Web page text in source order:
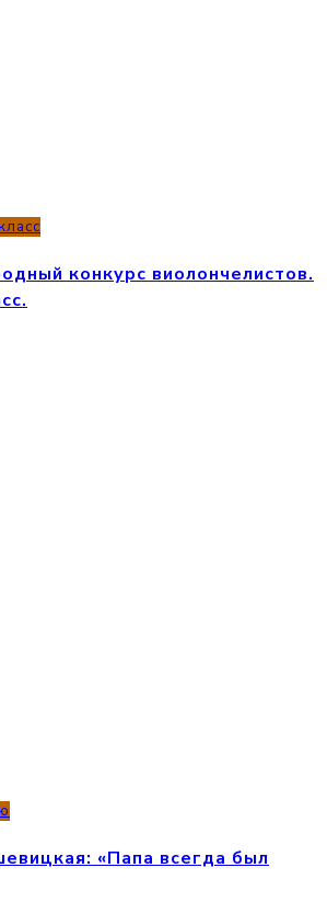
конкурс виолончелистов.
«Папа всегда был